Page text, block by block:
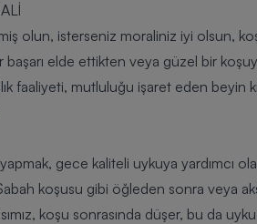
olun, isterseniz moraliniz iyi olsun,
başarı elde ettikten veya güzel bir
faaliyeti, mutluluğu işaret eden
gece kaliteli uykuya yardımcı
Sabah koşusu gibi öğleden sonra veya
koşu sonrasında düşer, bu da